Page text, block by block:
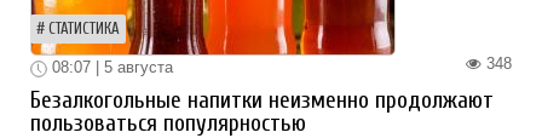
СТАТИСТИКА
348
08:07 | 5 августа
Безалкогольные напитки неизменно продолжают
пользоваться популярностью